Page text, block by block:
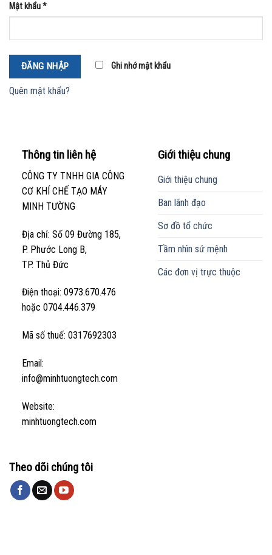
Mật khẩu*
ĐĂNG NHẬP Ghi nhớ mật khẩu
Quên mật khẩu?
Thông tin liên hệ
CÔNG TY TNHH GIA CÔNG
CƠ KHÍ CHẾ TẠO MÁY
MINH TƯỜNG
Địa chỉ: Số 09 Đường 185,
P. Phước Long B,
TP. Thủ Đức
Điện thoại: 0973.670.476
hoặc 0704.446.379
Mã số thuế: 0317692303
Email:
info@minhtuongtech.com
Website:
minhtuongtech.com
Giới thiệu chung
Giới thiệu chung
Ban lãnh đạo
Sơ đồ tổ chức
Tầm nhìn sứ mệnh
Các đơn vị trực thuộc
Theo dõi chúng tôi